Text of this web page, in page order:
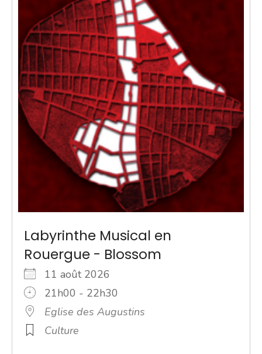
Labyrinthe Musical en
Rouergue - Blossom
11 août 2026
21h00 - 22h30
Eglise des Augustins
Culture